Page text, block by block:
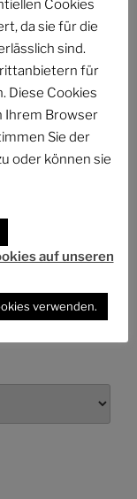
Syndicate –
Cookies
da sie für die
sind.
für
Diese Cookies
Ihrem Browser
Sie der
oder können sie
auf unseren
verwenden.